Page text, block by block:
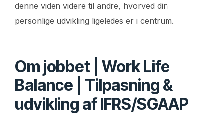
denne viden videre til andre, hvorved din
personlige udvikling ligeledes er i centrum.
Om jobbet | Work Life
Balance | Tilpasning &
udvikling af IFRS/SGAAP